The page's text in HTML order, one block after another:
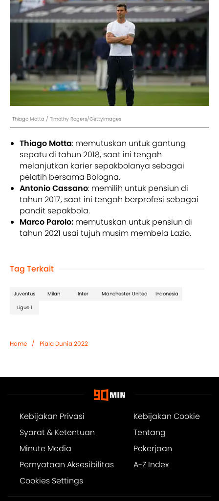
Thiago Motta / Timothy Rogers/GettyImages
Thiago Motta: memutuskan untuk gantung
sepatu di tahun 2018, saat ini tengah
melanjutkan karier sepakbolanya sebagai
pelatih bersama Bologna.
Antonio Cassano: memilih untuk pensiun di
tahun 2017, saat ini tengah berprofesi sebagai
pandit sepakbola.
Marco Parolo: memutuskan untuk pensiun di
tahun 2021 usai tujuh musim membela Lazio.
Tag Terkait
Juventus Milan Inter Manchester United
Indonesia
Ligue 1
Home / Piala Dunia 2022
Kebijakan Privasi
Kebijakan Cookie
Syarat & Ketentuan
Tentang
Minute Media
Pekerjaan
Pernyataan Aksesibilitas
A-Z Index
Cookies Settings